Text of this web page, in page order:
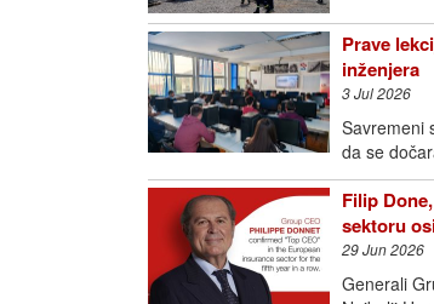
Prave
inženjera
3 Jul 2026
Savremeni
da se
Filip
sektoru
29 Jun 2026
Generali